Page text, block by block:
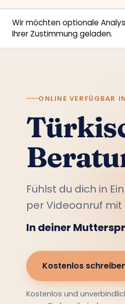
ONLINE VERFÜGBAR
Fühlst du dich in
per Videoanruf mit
In deiner
Kostenlos
Kostenlos und
Ihrer Zustimmung geladen.